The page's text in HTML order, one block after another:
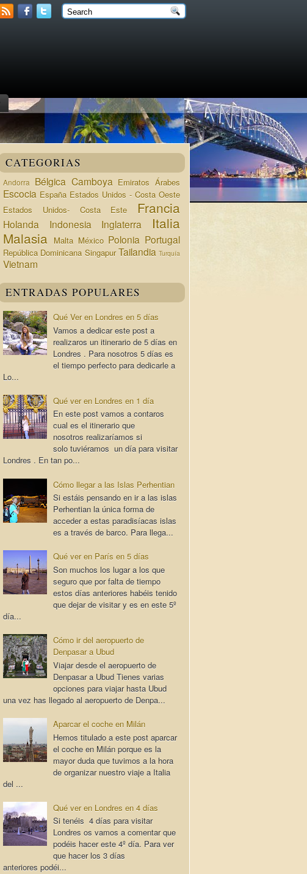
CATEGORIAS
Andorra Bélgica Camboya Emiratos Árabes
Escocia España Estados Unidos - Costa Oeste
Estados Unidos- Costa Este
Francia
Holanda Indonesia Inglaterra
Italia
Malasia
Malta México Polonia Portugal
República Dominicana Singapur Tailandia Turquía
Vietnam
ENTRADAS POPULARES
Qué Ver en Londres en 5 días
Vamos a dedicar este post a
realizaros un itinerario de 5 días en
Londres . Para nosotros 5 días es
el tiempo perfecto para dedicarle a
Lo...
Qué ver en Londres en 1 día
En este post vamos a contaros
cual es el itinerario que
nosotros realizaríamos si
solo tuviéramos un día para visitar
Londres . En tan po...
Cómo llegar a las Islas Perhentian
Si estáis pensando en ir a las islas
Perhentian la única forma de
acceder a estas paradisíacas islas
es a través de barco. Para llega...
Qué ver en París en 5 días
Son muchos los lugar a los que
seguro que por falta de tiempo
estos días anteriores habéis tenido
que dejar de visitar y es en este 5º
día...
Cómo ir del aeropuerto de
Denpasar a Ubud
Viajar desde el aeropuerto de
Denpasar a Ubud Tienes varias
opciones para viajar hasta Ubud
una vez has llegado al aeropuerto de Denpa...
Aparcar el coche en Milán
Hemos titulado a este post aparcar
el coche en Milán porque es la
mayor duda que tuvimos a la hora
de organizar nuestro viaje a Italia
del ...
Qué ver en Londres en 4 días
Si tenéis 4 días para visitar
Londres os vamos a comentar que
podéis hacer este 4º día. Para ver
que hacer los 3 días
anteriores podéi...